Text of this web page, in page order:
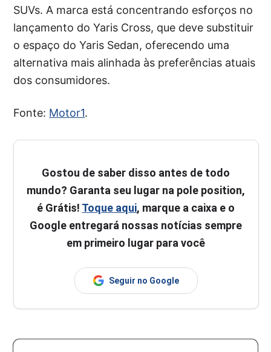
SUVs. A marca está concentrando esforços no
lançamento do Yaris Cross, que deve substituir
o espaço do Yaris Sedan, oferecendo uma
alternativa mais alinhada às preferências atuais
dos consumidores.
Fonte: Motor1.
Gostou de saber disso antes de todo
mundo? Garanta seu lugar na pole position,
é Grátis! Toque aqui, marque a caixa e o
Google entregará nossas notícias sempre
em primeiro lugar para você
Seguir no Google